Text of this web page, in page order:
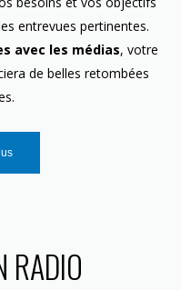
entrevues pertinentes.
avec les médias, votre
de belles retombées
RADIO